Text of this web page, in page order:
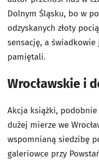
Dolnym Śląsku, bo w
odzyskanych złoty
sensację, a
pamiętali.
Wrocławskie i
Akcja książki,
dużej mierze we
wspomnianą siedzibę
galeriowce przy